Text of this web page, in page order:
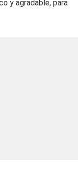
y agradable, para